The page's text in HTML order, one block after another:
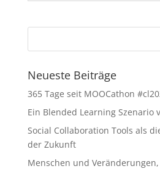
Neueste Beiträge
365 Tage seit MOOCathon
Ein Blended Learning Szenario
Social Collaboration Tools als
der Zukunft
Menschen und